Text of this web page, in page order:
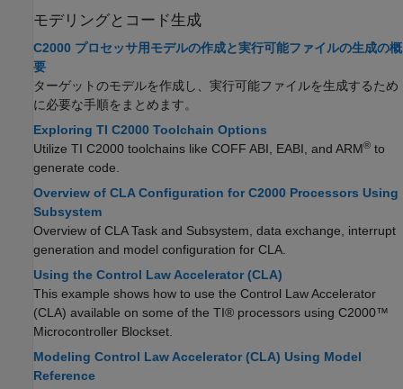
モデリングとコード生成
C2000 プロセッサ用モデルの作成と実行可能ファイルの生成の概
要
ターゲットのモデルを作成し、実行可能ファイルを生成するため
に必要な手順をまとめます。
Exploring TI C2000 Toolchain Options
Utilize TI C2000 toolchains like COFF ABI, EABI, and ARM® to
generate code.
Overview of CLA Configuration for C2000 Processors Using
Subsystem
Overview of CLA Task and Subsystem, data exchange, interrupt
generation and model configuration for CLA.
Using the Control Law Accelerator (CLA)
This example shows how to use the Control Law Accelerator
(CLA) available on some of the TI® processors using C2000™
Microcontroller Blockset.
Modeling Control Law Accelerator (CLA) Using Model
Reference